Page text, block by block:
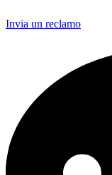
Invia un reclamo